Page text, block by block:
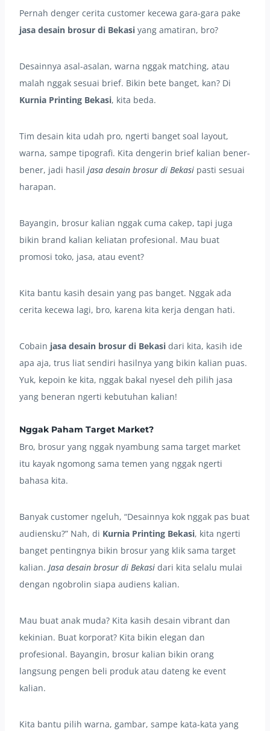
Pernah denger cerita customer kecewa gara-gara pake
jasa desain brosur di Bekasi yang amatiran, bro?
Desainnya asal-asalan, warna nggak matching, atau
malah nggak sesuai brief. Bikin bete banget, kan? Di
Kurnia Printing Bekasi, kita beda.
Tim desain kita udah pro, ngerti banget soal layout,
warna, sampe tipografi. Kita dengerin brief kalian bener-
bener, jadi hasil jasa desain brosur di Bekasi pasti sesuai
harapan.
Bayangin, brosur kalian nggak cuma cakep, tapi juga
bikin brand kalian keliatan profesional. Mau buat
promosi toko, jasa, atau event?
Kita bantu kasih desain yang pas banget. Nggak ada
cerita kecewa lagi, bro, karena kita kerja dengan hati.
Cobain jasa desain brosur di Bekasi dari kita, kasih ide
apa aja, trus liat sendiri hasilnya yang bikin kalian puas.
Yuk, kepoin ke kita, nggak bakal nyesel deh pilih jasa
yang beneran ngerti kebutuhan kalian!
Nggak Paham Target Market?
Bro, brosur yang nggak nyambung sama target market
itu kayak ngomong sama temen yang nggak ngerti
bahasa kita.
Banyak customer ngeluh, “Desainnya kok nggak pas buat
audiensku?” Nah, di Kurnia Printing Bekasi, kita ngerti
banget pentingnya bikin brosur yang klik sama target
kalian. Jasa desain brosur di Bekasi dari kita selalu mulai
dengan ngobrolin siapa audiens kalian.
Mau buat anak muda? Kita kasih desain vibrant dan
kekinian. Buat korporat? Kita bikin elegan dan
profesional. Bayangin, brosur kalian bikin orang
langsung pengen beli produk atau dateng ke event
kalian.
Kita bantu pilih warna, gambar, sampe kata-kata yang